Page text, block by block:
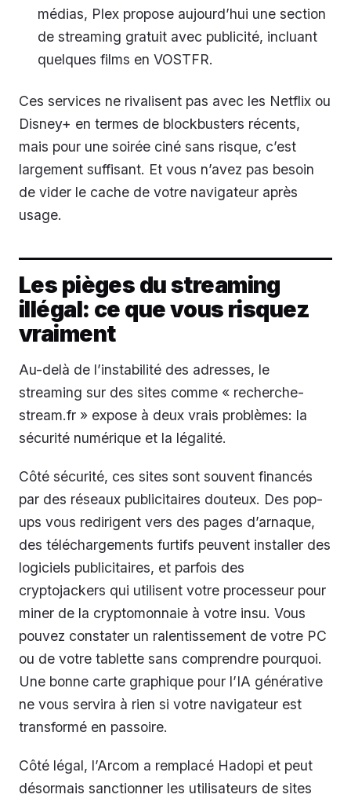
médias, Plex propose aujourd’hui une section
de streaming gratuit avec publicité, incluant
quelques films en VOSTFR.
Ces services ne rivalisent pas avec les Netflix ou
Disney+ en termes de blockbusters récents,
mais pour une soirée ciné sans risque, c’est
largement suffisant. Et vous n’avez pas besoin
de vider le cache de votre navigateur après
usage.
Les pièges du streaming
illégal: ce que vous risquez
vraiment
Au-delà de l’instabilité des adresses, le
streaming sur des sites comme « recherche-
stream.fr » expose à deux vrais problèmes: la
sécurité numérique et la légalité.
Côté sécurité, ces sites sont souvent financés
par des réseaux publicitaires douteux. Des pop-
ups vous redirigent vers des pages d’arnaque,
des téléchargements furtifs peuvent installer des
logiciels publicitaires, et parfois des
cryptojackers qui utilisent votre processeur pour
miner de la cryptomonnaie à votre insu. Vous
pouvez constater un ralentissement de votre PC
ou de votre tablette sans comprendre pourquoi.
Une bonne carte graphique pour l’IA générative
ne vous servira à rien si votre navigateur est
transformé en passoire.
Côté légal, l’Arcom a remplacé Hadopi et peut
désormais sanctionner les utilisateurs de sites